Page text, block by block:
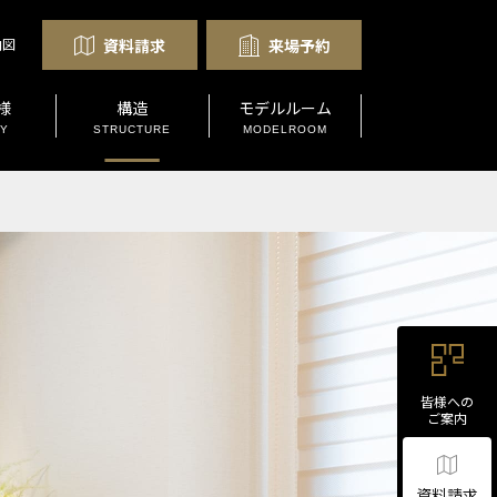
資料請求 来場予約
構造
STRUCTURE
モデルルーム
MODELROOM
皆様への
ご案内